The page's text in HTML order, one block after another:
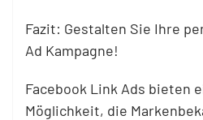
Fazit: Gestalten Sie Ihre
Ad Kampagne!
Facebook Link Ads bieten
Möglichkeit, die